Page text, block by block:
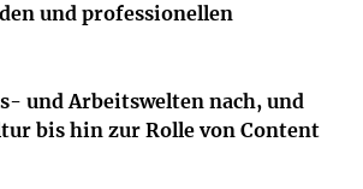
und professionellen
und Arbeitswelten nach, und
bis hin zur Rolle von Content